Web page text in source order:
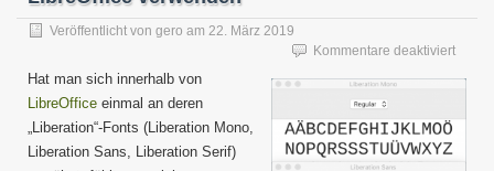
Veröffentlicht von gero am 22. März 2019
Kommentare deaktiviertfür
Hat man sich innerhalb von
LibreOffice einmal an deren
„Liberation“-Fonts (Liberation Mono,
Liberation Sans, Liberation Serif)